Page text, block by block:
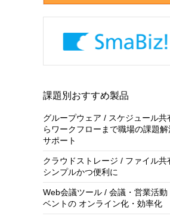
課題別おすすめ製品
グループウェア / スケジュール共
らワークフローまで職場の課題解
サポート
クラウドストレージ / ファイル共
シンプルかつ便利に
Web会議ツール / 会議・営業活動
ベントの オンライン化・効率化